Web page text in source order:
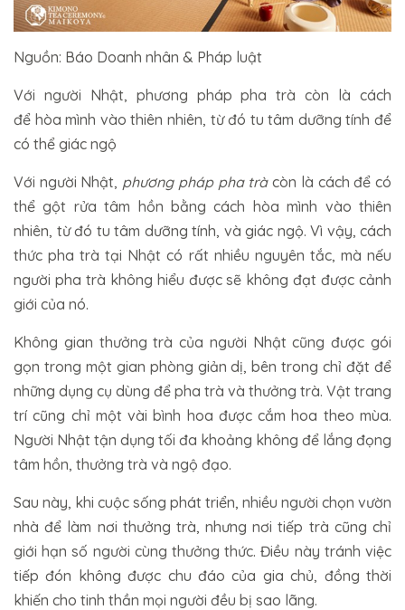
Nguồn: Báo Doanh nhân & Pháp luật
Với người Nhật, phương pháp pha trà còn là cách
để hòa mình vào thiên nhiên, từ đó tu tâm dưỡng tính để
có thể giác ngộ
Với người Nhật, phương pháp pha tràcòn là cách để có
thể gột rửa tâm hồn bằng cách hòa mình vào thiên
nhiên, từ đó tu tâm dưỡng tính, và giác ngộ. Vì vậy, cách
thức pha trà tại Nhật có rất nhiều nguyên tắc, mà nếu
người pha trà không hiểu được sẽ không đạt được cảnh
giới của nó.
Không gian thưởng trà của người Nhật cũng được gói
gọn trong một gian phòng giản dị, bên trong chỉ đặt để
những dụng cụ dùng để pha trà và thưởng trà. Vật trang
trí cũng chỉ một vài bình hoa được cắm hoa theo mùa.
Người Nhật tận dụng tối đa khoảng không để lắng đọng
tâm hồn, thưởng trà và ngộ đạo.
Sau này, khi cuộc sống phát triển, nhiều người chọn vườn
nhà để làm nơi thưởng trà, nhưng nơi tiếp trà cũng chỉ
giới hạn số người cùng thưởng thức. Điều này tránh việc
tiếp đón không được chu đáo của gia chủ, đồng thời
khiến cho tinh thần mọi người đều bị sao lãng.